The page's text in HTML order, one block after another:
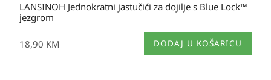
LANSINOH Jednokratni jastučići za dojilje s Blue Lock™
jezgrom
18,90 KM DODAJ U KOŠARICU